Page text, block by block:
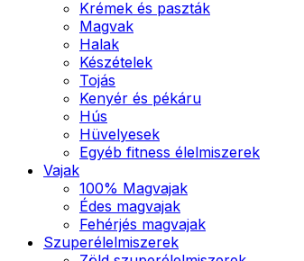
Krémek és paszták
Magvak
Halak
Készételek
Tojás
Kenyér és pékáru
Hús
Hüvelyesek
Egyéb fitness élelmiszerek
Vajak
100% Magvajak
Édes magvajak
Fehérjés magvajak
Szuperélelmiszerek